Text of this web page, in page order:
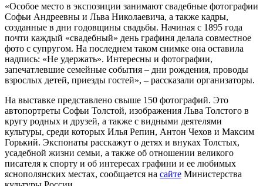
«Особое место в экспозиции занимают свадебные фотографии
Софьи Андреевны и Льва Николаевича, а также кадры,
созданные в дни годовщины свадьбы. Начиная с 1895 года
почти каждый «свадебный» день графиня делала совместное
фото с супругом. На последнем таком снимке она оставила
надпись: «Не удержать». Интересны и фотографии,
запечатлевшие семейные события – дни рождения, проводы
взрослых детей, приезды гостей», – рассказали организаторы.
На выставке представлено свыше 150 фотографий. Это
автопортреты Софьи Толстой, изображения Льва Толстого в
кругу родных и друзей, а также с видными деятелями
культуры, среди которых Илья Репин, Антон Чехов и Максим
Горький. Экспонаты расскажут о детях и внуках Толстых,
усадебной жизни семьи, а также об отношении великого
писателя к спорту и об интересах графини и ее любимых
яснополянских местах, сообщается на сайте Министерства